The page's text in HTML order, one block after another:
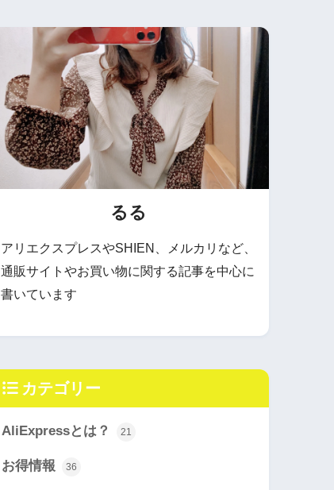
るる
アリエクスプレスやSHIEN、メルカリなど、
通販サイトやお買い物に関する記事を中心に
書いています
カテゴリー
AliExpressとは？ 21
お得情報 36